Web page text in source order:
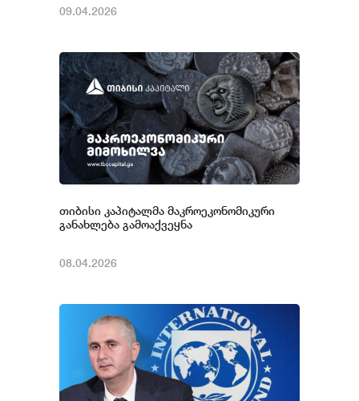
09.04.2026
თიბისი კაპიტალმა მაკროეკონომიკური
განახლება გამოაქვეყნა
08.04.2026